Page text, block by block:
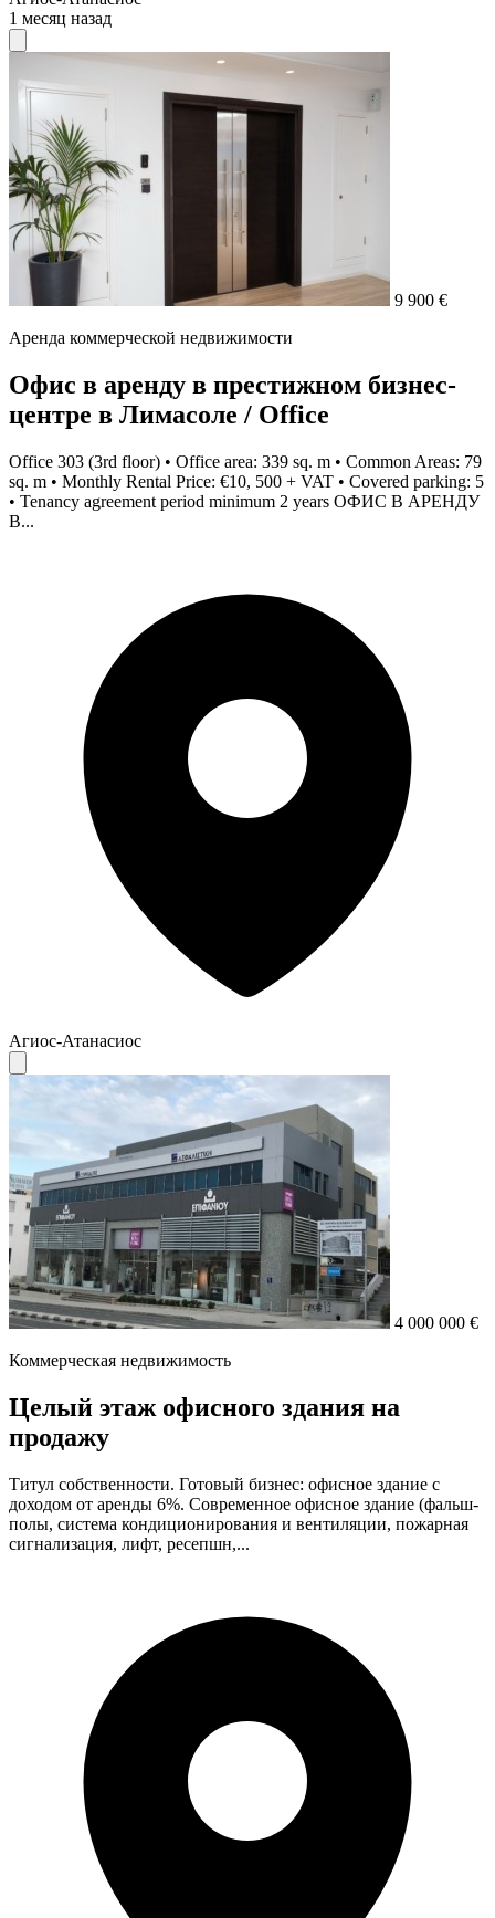
1 месяц назад
9 900 €
Аренда коммерческой недвижимости
Офис в аренду в престижном бизнес-
центре в Лимасоле / Office
Office 303 (3rd floor) • Office area: 339 sq. m • Common Areas: 79
sq. m • Monthly Rental Price: €10, 500 + VAT • Covered parking: 5
• Tenancy agreement period minimum 2 years ОФИС В АРЕНДУ
В...
Агиос-Атанасиос
4 000 000 €
Коммерческая недвижимость
Целый этаж офисного здания на
продажу
Титул собственности. Готовый бизнес: офисное здание с
доходом от аренды 6%. Современное офисное здание (фальш-
полы, система кондиционирования и вентиляции, пожарная
сигнализация, лифт, ресепшн,...